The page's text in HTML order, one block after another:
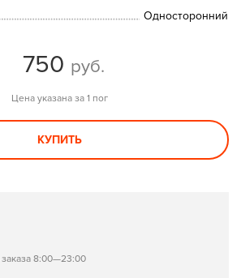
Односторонний
750 руб.
Цена указана за 1 пог
КУПИТЬ
заказа 8:00—23:00